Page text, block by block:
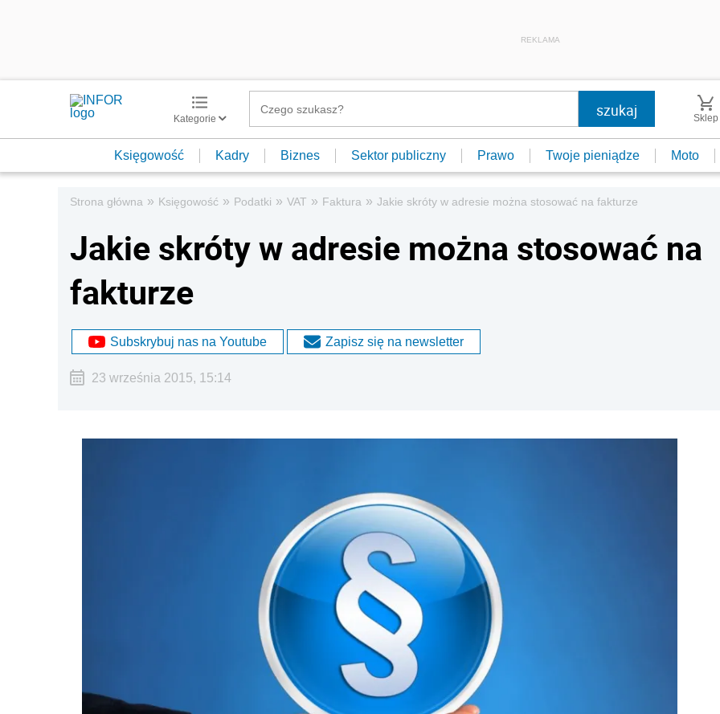
REKLAMA
Kategorie Sklep
Księgowość Kadry Biznes Sektor publiczny Prawo Twoje pieniądze Moto
Strona główna » Księgowość » Podatki » VAT » Faktura » Jakie skróty w adresie można stosować na fakturze
Jakie skróty w adresie można stosować na
fakturze
Subskrybuj nas na Youtube Zapisz się na newsletter
23 września 2015, 15:14